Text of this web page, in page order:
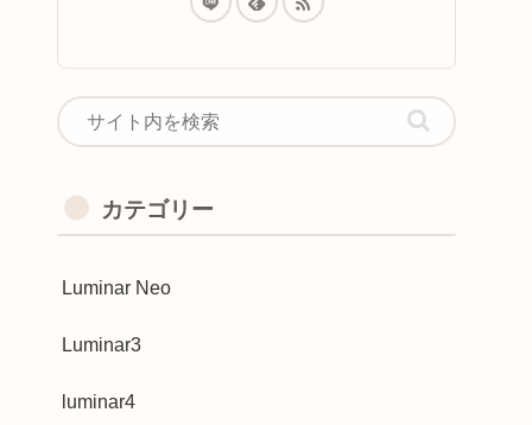
カテゴリー
Luminar Neo
Luminar3
luminar4